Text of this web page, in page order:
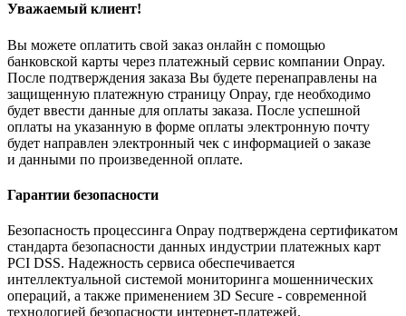
Уважаемый клиент!
Вы можете оплатить свой заказ онлайн с помощью
банковской карты через платежный сервис компании Onpay.
После подтверждения заказа Вы будете перенаправлены на
защищенную платежную страницу Onpay, где необходимо
будет ввести данные для оплаты заказа. После успешной
оплаты на указанную в форме оплаты электронную почту
будет направлен электронный чек с информацией о заказе
и данными по произведенной оплате.
Гарантии безопасности
Безопасность процессинга Onpay подтверждена сертификатом
стандарта безопасности данных индустрии платежных карт
PCI DSS. Надежность сервиса обеспечивается
интеллектуальной системой мониторинга мошеннических
операций, а также применением 3D Secure - современной
технологией безопасности интернет-платежей.